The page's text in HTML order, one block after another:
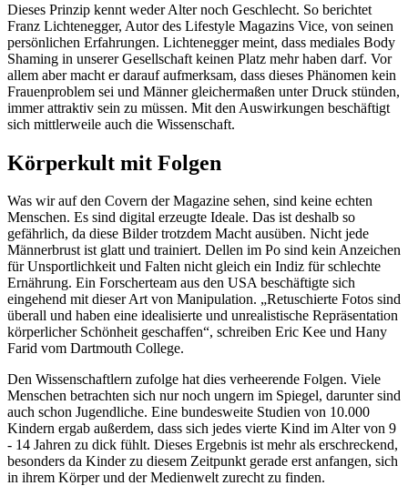
Dieses Prinzip kennt weder Alter noch Geschlecht. So berichtet
Franz Lichtenegger, Autor des Lifestyle Magazins Vice, von seinen
persönlichen Erfahrungen. Lichtenegger meint, dass mediales Body
Shaming in unserer Gesellschaft keinen Platz mehr haben darf. Vor
allem aber macht er darauf aufmerksam, dass dieses Phänomen kein
Frauenproblem sei und Männer gleichermaßen unter Druck stünden,
immer attraktiv sein zu müssen. Mit den Auswirkungen beschäftigt
sich mittlerweile auch die Wissenschaft.
Körperkult mit Folgen
Was wir auf den Covern der Magazine sehen, sind keine echten
Menschen. Es sind digital erzeugte Ideale. Das ist deshalb so
gefährlich, da diese Bilder trotzdem Macht ausüben. Nicht jede
Männerbrust ist glatt und trainiert. Dellen im Po sind kein Anzeichen
für Unsportlichkeit und Falten nicht gleich ein Indiz für schlechte
Ernährung. Ein Forscherteam aus den USA beschäftigte sich
eingehend mit dieser Art von Manipulation. „Retuschierte Fotos sind
überall und haben eine idealisierte und unrealistische Repräsentation
körperlicher Schönheit geschaffen“, schreiben Eric Kee und Hany
Farid vom Dartmouth College.
Den Wissenschaftlern zufolge hat dies verheerende Folgen. Viele
Menschen betrachten sich nur noch ungern im Spiegel, darunter sind
auch schon Jugendliche. Eine bundesweite Studien von 10.000
Kindern ergab außerdem, dass sich jedes vierte Kind im Alter von 9
- 14 Jahren zu dick fühlt. Dieses Ergebnis ist mehr als erschreckend,
besonders da Kinder zu diesem Zeitpunkt gerade erst anfangen, sich
in ihrem Körper und der Medienwelt zurecht zu finden.